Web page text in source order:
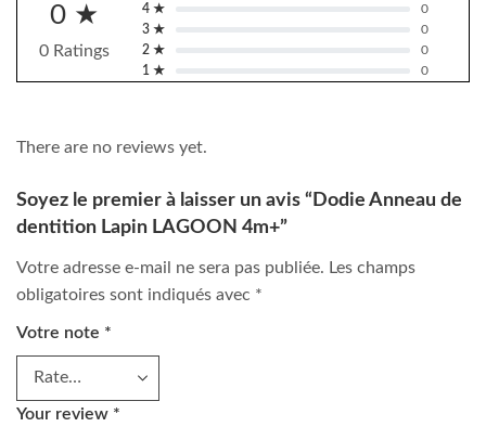
0 ★
0 Ratings
4 ★
0
3 ★
0
2 ★
0
1 ★
0
There are no reviews yet.
Soyez le premier à laisser un avis “Dodie Anneau de
dentition Lapin LAGOON 4m+”
Votre adresse e-mail ne sera pas publiée. Les champs
obligatoires sont indiqués avec *
Votre note *
Your review *